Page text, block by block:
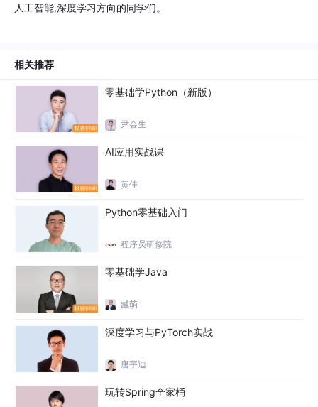
4 向量层与输出层
9分18秒 2018-04-04
5 编码解码网络
8分24秒 2018-04-04
6分55秒 2018-04-04
6分51秒 2018-04-04
13分18秒 2018-04-04
9 模型实现
8分47秒 2018-04-04
人工智能,深度学习方向的同学们。
相关推荐
零基础学Python（新版）
尹会生
AI应用实战课
黄佳
Python零基础入门
程序员研修院
零基础学Java
臧萌
深度学习与PyTorch实战
唐宇迪
玩转Spring全家桶